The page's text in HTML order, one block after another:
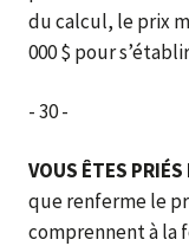
du calcul, le prix
000 $ pour
- 30 -
VOUS ÊTES PRIÉS
que renferme le
comprennent à la